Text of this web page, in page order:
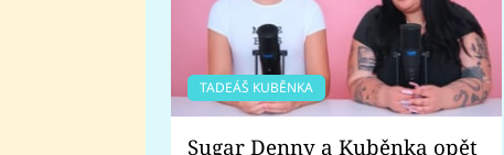
TADEÁŠ KUBĚNKA
Sugar Denny a Kuběnka opět